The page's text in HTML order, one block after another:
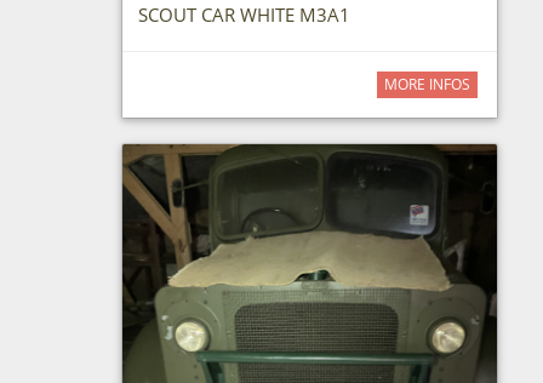
SCOUT CAR WHITE M3A1
MORE INFOS